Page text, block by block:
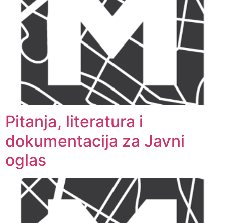
Pitanja, literatura i
dokumentacija za Javni
oglas